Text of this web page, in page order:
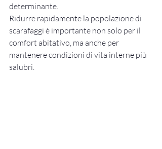
determinante.
Ridurre rapidamente la popolazione di
scarafaggi è importante non solo per il
comfort abitativo, ma anche per
mantenere condizioni di vita interne più
salubri.